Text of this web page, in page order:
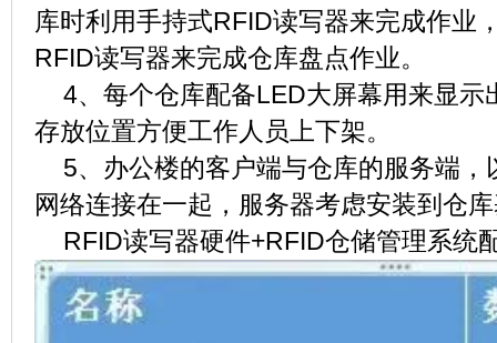
库时利用手持式RFID读写器来完成作业
RFID读写器来完成仓库盘点作业。
4、每个仓库配备LED大屏幕用来显示
存放位置方便工作人员上下架。
5、办公楼的客户端与仓库的服务端，
网络连接在一起，服务器考虑安装到仓
RFID读写器硬件+RFID仓储管理系统